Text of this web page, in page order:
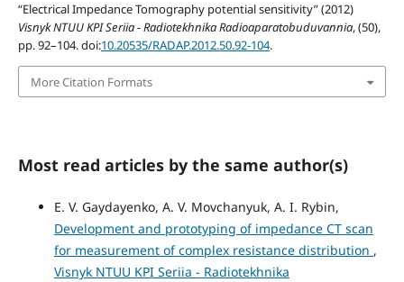
“Electrical Impedance Tomography potential sensitivity” (2012)
Visnyk NTUU KPI Seriia - Radiotekhnika Radioaparatobuduvannia, (50),
pp. 92–104. doi:10.20535/RADAP.2012.50.92-104.
More Citation Formats
Most read articles by the same author(s)
E. V. Gaydayenko, A. V. Movchanyuk, A. I. Rybin,
Development and prototyping of impedance CT scan
for measurement of complex resistance distribution ,
Visnyk NTUU KPI Seriia - Radiotekhnika